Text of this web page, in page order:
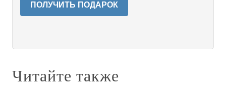
ПОЛУЧИТЬ ПОДАРОК
Читайте также